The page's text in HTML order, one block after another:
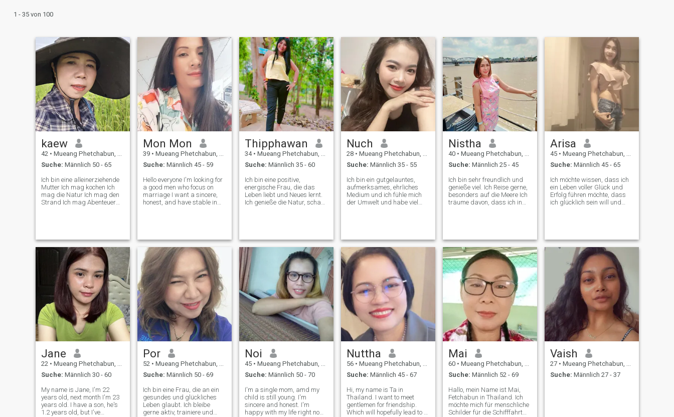
1 - 35 von 100
kaew
42 • Mueang Phetchabun, Phetchabun, Thailand
Suche: Männlich 50 - 65
Ich bin eine alleinerziehende
Mutter Ich mag kochen Ich
mag die Natur Ich mag den
Strand Ich mag Abenteuer
Mon Mon
39 • Mueang Phetchabun, Phetchabun, Thailand
Suche: Männlich 45 - 59
Hello everyone I'm looking for
a good men who focus on
marriage I want a sincere,
honest, and have stable in
,friend with benefits, one
night stand,
Thipphawan
34 • Mueang Phetchabun, Phetchabun, Thailand
Suche: Männlich 35 - 60
Ich bin eine positive,
energische Frau, die das
Leben liebt und Neues lernt.
Ich genieße die Natur, schaue
aufbauen möchte. Ich möchte
keine kurzfristige Beziehung
haben. Ich respektiere mich
immer. Und meinem Partner.
Nuch
28 • Mueang Phetchabun, Phetchabun, Thailand
Suche: Männlich 35 - 55
Ich bin ein gutgelauntes,
aufmerksames, ehrliches
Medium und ich fühle mich
der Umwelt und habe viel
koche, außer Süßigkeiten zu
machen. ^^ lache gerne wie
ein Witz. Ich bin Single und
habe einen 5-jährigen Sohn.
Ich habe Geduld, jedes
Problem zu bekämpfen. Es
ist so vorsichtig gewachsen
wie die Hälfte der Bücher, die
ich gelesen habe, und wartet
nur darauf, dass jemand
das Buch fertig macht.
Nistha
40 • Mueang Phetchabun, Phetchabun, Thailand
Suche: Männlich 25 - 45
Ich bin sehr freundlich und
genieße viel. Ich Reise gerne,
besonders auf die Meere Ich
träume davon, dass ich in
Arisa
45 • Mueang Phetchabun, Phetchabun, Thailand
Suche: Männlich 45 - 65
Ich möchte wissen, dass ich
ein Leben voller Glück und
Erfolg führen möchte, dass
ich glücklich sein will und
reiht Gemüse zum Verkauf.
Ich bin ruhig und einfach, ich
mag einen Mann im Alter von
55-65 Jahren. Ich kann nicht
anders, als mehr zu lernen,
Liebe ist das, was ich mir
selbst und dem Mann, den
ich liebe, Glück schaffen will.
Jane
22 • Mueang Phetchabun, Phetchabun, Thailand
Suche: Männlich 30 - 60
My name is Jane, I'm 22
years old, next month I'm 23
years old. I have a son, he's
1.2 years old, but I've
Por
52 • Mueang Phetchabun, Phetchabun, Thailand
Suche: Männlich 50 - 69
Ich bin eine Frau, die an ein
gesundes und glückliches
Leben glaubt. Ich bleibe
gerne aktiv, trainiere und
Noi
45 • Mueang Phetchabun, Phetchabun, Thailand
Suche: Männlich 50 - 70
I'm a single mom, amd my
child is still young. I'm
sincere and honest. I'm
happy with my life right now
Nuttha
56 • Mueang Phetchabun, Phetchabun, Thailand
Suche: Männlich 45 - 67
Hi, my name is Ta in
Thailand. I want to meet
gentlemen for friendship.
Which will hopefully lead to a
Mai
60 • Mueang Phetchabun, Phetchabun, Thailand
Suche: Männlich 52 - 69
Hallo, mein Name ist Mai,
Fetchabun in Thailand. Ich
möchte mich für menschliche
Schilder für die Schifffahrt
Vaish
27 • Mueang Phetchabun, Phetchabun, Thailand
Suche: Männlich 27 - 37